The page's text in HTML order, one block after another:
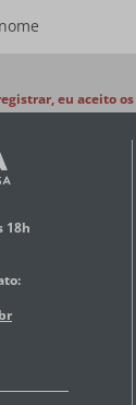
eu aceito os
18h